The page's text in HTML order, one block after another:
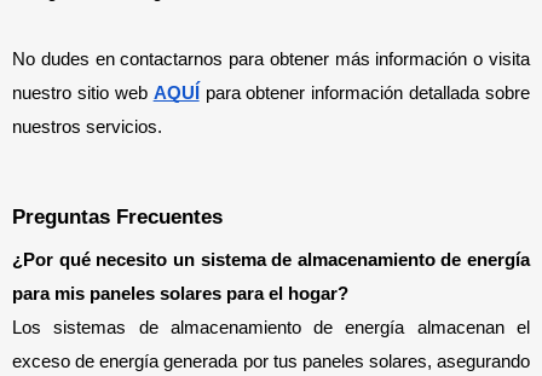
No dudes en contactarnos para obtener más información o visita
nuestro sitio web AQUÍ
para obtener información detallada sobre
nuestros servicios.
Preguntas Frecuentes
¿Por qué necesito un sistema de almacenamiento de energía
para mis paneles solares para el hogar?
Los sistemas de almacenamiento de energía almacenan el
exceso de energía generada por tus paneles solares, asegurando